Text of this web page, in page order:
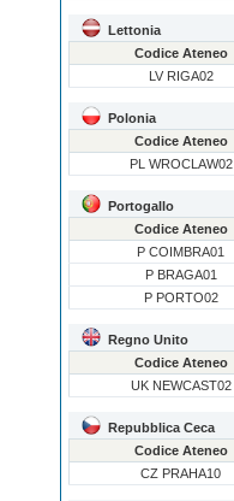
Lettonia
Codice Ateneo
LV RIGA02
Polonia
Codice Ateneo
PL WROCLAW02
Portogallo
Codice Ateneo
P COIMBRA01
P BRAGA01
P PORTO02
Regno Unito
Codice Ateneo
UK NEWCAST02
Repubblica Ceca
Codice Ateneo
CZ PRAHA10